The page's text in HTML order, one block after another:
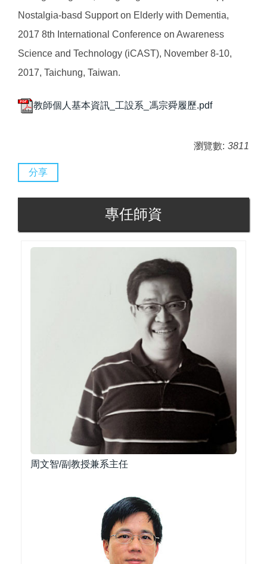
Nostalgia-basd Support on Elderly with Dementia,
2017 8th International Conference on Awareness
Science and Technology (iCAST), November 8-10,
2017, Taichung, Taiwan.
教師個人基本資訊_工設系_馮宗舜履歷.pdf
瀏覽數: 3811
分享
專任師資
周文智/副教授兼系主任